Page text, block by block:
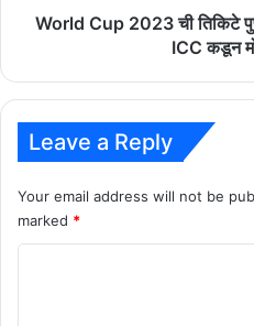
ICC
घोषणा!
World Cup 2023 ची तिकिटे
ICC कडून
Leave a Reply
Your email address will not be
marked *